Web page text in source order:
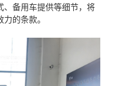
、备用车提供等细节，将
的条款。